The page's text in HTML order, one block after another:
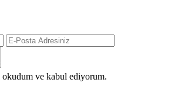
okudum ve kabul ediyorum.